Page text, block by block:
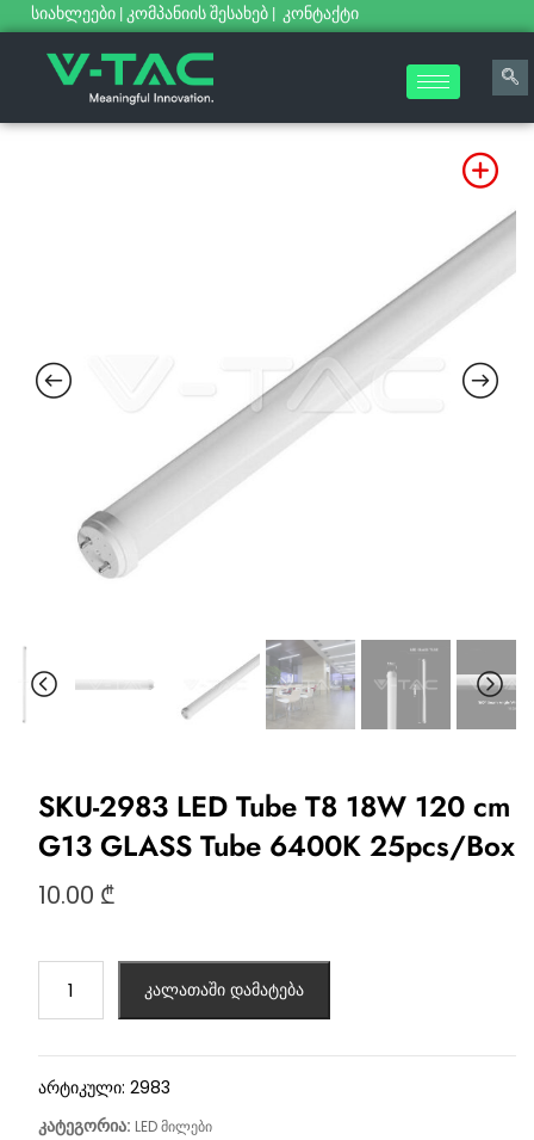
სიახლეები | კომპანიის შესახებ | კონტაქტი
SKU-2983 LED Tube T8 18W 120 cm
G13 GLASS Tube 6400K 25pcs/Box
10.00 ₾
კალათაში დამატება
არტიკული: 2983
კატეგორია: LED მილები